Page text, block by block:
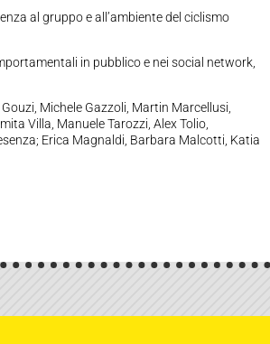
al gruppo e all’ambiente del ciclismo
in pubblico e nei social network,
Michele Gazzoli, Martin Marcellusi,
Villa, Manuele Tarozzi, Alex Tolio,
Erica Magnaldi, Barbara Malcotti, Katia